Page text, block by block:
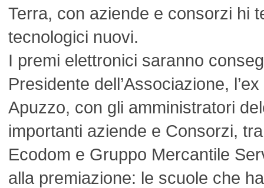
Terra, con aziende e consorzi hi
tecnologici nuovi.
I premi elettronici saranno
Presidente dell’Associazione,
Apuzzo, con gli amministratori
importanti aziende e Consorzi,
Ecodom e Gruppo Mercantile
alla premiazione: le scuole che